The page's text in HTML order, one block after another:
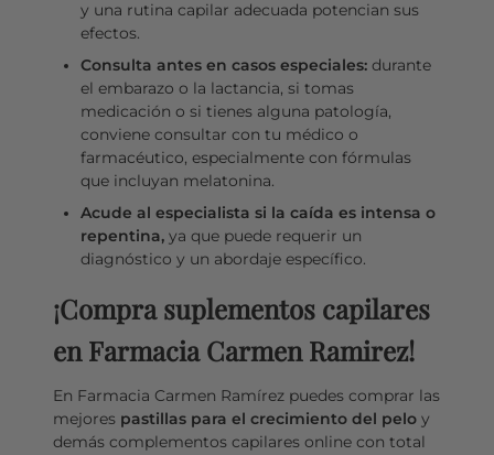
y una rutina capilar adecuada potencian sus
efectos.
Consulta antes en casos especiales:durante
el embarazo o la lactancia, si tomas
medicación o si tienes alguna patología,
conviene consultar con tu médico o
farmacéutico, especialmente con fórmulas
que incluyan melatonina.
Acude al especialista si la caída es intensa o
repentina,ya que puede requerir un
diagnóstico y un abordaje específico.
¡Compra suplementos capilares
en Farmacia Carmen Ramirez!
En Farmacia Carmen Ramírez puedes comprar las
mejores pastillas para el crecimiento del peloy
demás complementos capilares online con total